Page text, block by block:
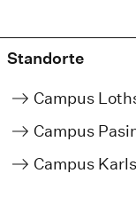
Standorte
Campus
Campus
Campus